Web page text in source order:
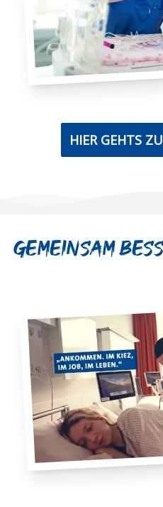
HIER GEHTS
Gemeinsam